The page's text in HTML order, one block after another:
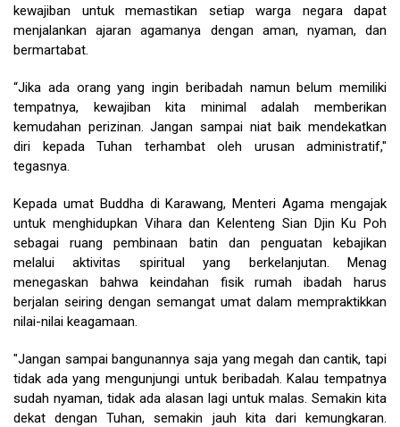
kewajiban untuk memastikan setiap warga negara dapat
menjalankan ajaran agamanya dengan aman, nyaman, dan
bermartabat.
“Jika ada orang yang ingin beribadah namun belum memiliki
tempatnya, kewajiban kita minimal adalah memberikan
kemudahan perizinan. Jangan sampai niat baik mendekatkan
diri kepada Tuhan terhambat oleh urusan administratif,"
tegasnya.
Kepada umat Buddha di Karawang, Menteri Agama mengajak
untuk menghidupkan Vihara dan Kelenteng Sian Djin Ku Poh
sebagai ruang pembinaan batin dan penguatan kebajikan
melalui aktivitas spiritual yang berkelanjutan. Menag
menegaskan bahwa keindahan fisik rumah ibadah harus
berjalan seiring dengan semangat umat dalam mempraktikkan
nilai-nilai keagamaan.
"Jangan sampai bangunannya saja yang megah dan cantik, tapi
tidak ada yang mengunjungi untuk beribadah. Kalau tempatnya
sudah nyaman, tidak ada alasan lagi untuk malas. Semakin kita
dekat dengan Tuhan, semakin jauh kita dari kemungkaran.